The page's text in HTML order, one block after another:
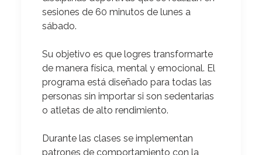
sesiones de 60 minutos de lunes a
sábado.
Su objetivo es que logres transformarte
de manera física, mental y emocional. El
programa está diseñado para todas las
personas sin importar si son sedentarias
o atletas de alto rendimiento.
Durante las clases se implementan
patrones de comportamiento con la